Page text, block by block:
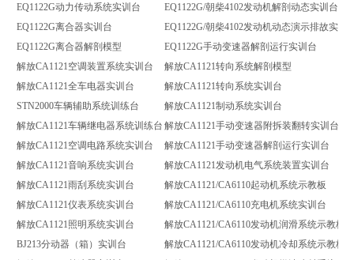
EQ1122G动力传动系统实训台
EQ1122G/朝柴4102发动机解剖动态实训台
EQ1122G离合器实训台
EQ1122G/朝柴4102发动机动态演示排故实训
EQ1122G离合器解剖模型
EQ1122G手动变速器解剖运行实训台
解放CA1121空调装置系统实训台
解放CA1121转向系统解剖模型
解放CA1121全车电器实训台
解放CA1121转向系统实训台
STN2000车辆辅助系统训练台
解放CA1121制动系统实训台
解放CA1121车辆继电器系统训练台 解放CA1121手动变速器附拆装翻转实训台
解放CA1121空调电路系统实训台
解放CA1121手动变速器解剖运行实训台
解放CA1121音响系统实训台
解放CA1121发动机电气系统装置实训台
解放CA1121雨刮系统实训台
解放CA1121/CA6110起动机系统示教板
解放CA1121仪表系统实训台
解放CA1121/CA6110充电机系统实训台
解放CA1121照明系统实训台
解放CA1121/CA6110发动机润滑系统示教板
BJ213分动器（箱）实训台
解放CA1121/CA6110发动机冷却系统示教板